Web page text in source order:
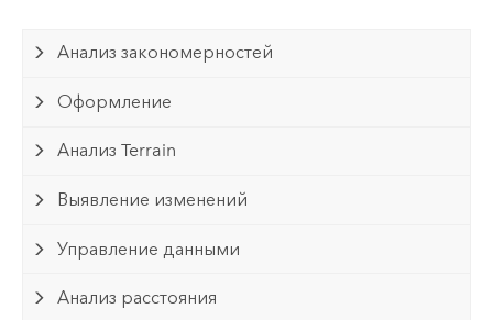
Анализ закономерностей
Оформление
Анализ Terrain
Выявление изменений
Управление данными
Анализ расстояния